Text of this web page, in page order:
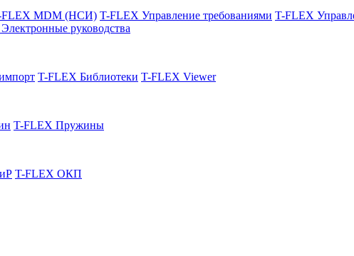
FLEX MDM (НСИ) T-FLEX Управление требованиями T-FLEX
руководства
T-FLEX Библиотеки T-FLEX Viewer
T-FLEX Пружины
T-FLEX ОКП